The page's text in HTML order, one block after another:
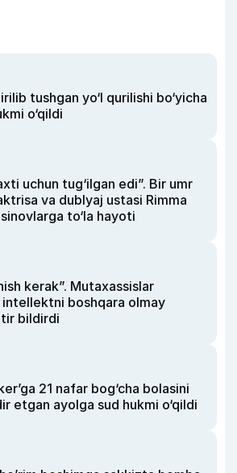
tushgan yo‘l qurilishi bo‘yicha
o‘qildi
uchun tug‘ilgan edi”. Bir umr
va dublyaj ustasi Rimma
to‘la hayoti
kerak”. Mutaxassislar
intellektni boshqara olmay
bildirdi
21 nafar bog‘cha bolasini
etgan ayolga sud hukmi o‘qildi